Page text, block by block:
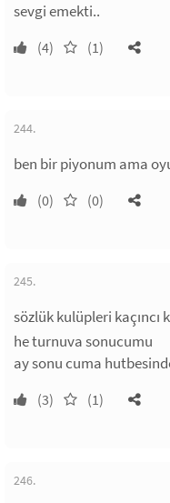
sevgi emekti..
(4) (1)
244.
ben bir piyonum ama
(0) (0)
245.
sözlük kulüpleri
he turnuva sonucumu
ay sonu cuma
(3) (1)
246.